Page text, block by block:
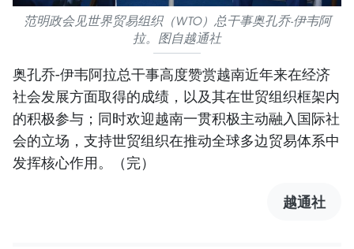
范明政会见世界贸易组织（WTO）总干事奥孔乔-伊韦阿
拉。图自越通社
奥孔乔-伊韦阿拉总干事高度赞赏越南近年来在经济
社会发展方面取得的成绩，以及其在世贸组织框架内
的积极参与；同时欢迎越南一贯积极主动融入国际社
会的立场，支持世贸组织在推动全球多边贸易体系中
发挥核心作用。（完）
越通社